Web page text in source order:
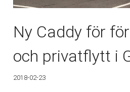
Ny Caddy för
och privatflytt i
2018-02-23